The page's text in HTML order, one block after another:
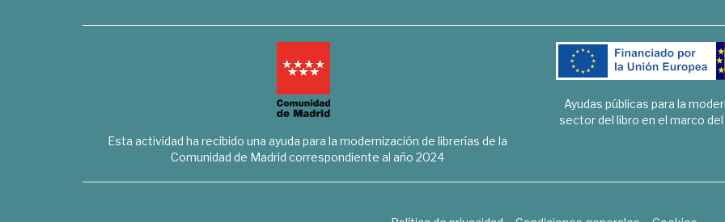
Esta actividad ha recibido una ayuda para la modernización de librerías de la
Comunidad de Madrid correspondiente al año 2024
Ayudas públicas para la
sector del libro en el marco